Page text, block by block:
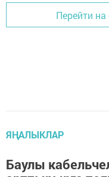
Перейти
ЯҢАЛЫКЛАР
Баулы